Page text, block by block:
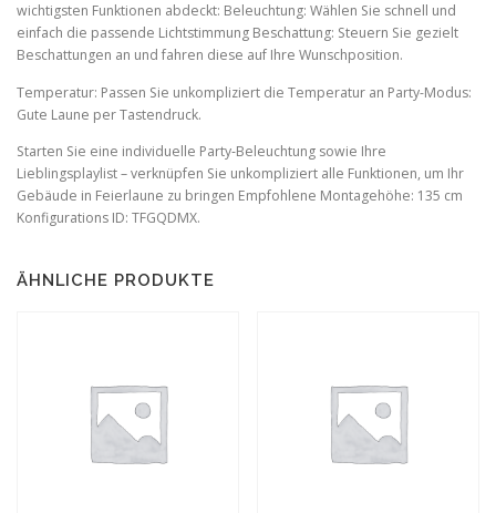
wichtigsten Funktionen abdeckt: Beleuchtung: Wählen Sie schnell und
einfach die passende Lichtstimmung Beschattung: Steuern Sie gezielt
Beschattungen an und fahren diese auf Ihre Wunschposition.
Temperatur: Passen Sie unkompliziert die Temperatur an Party-Modus:
Gute Laune per Tastendruck.
Starten Sie eine individuelle Party‑Beleuchtung sowie Ihre
Lieblingsplaylist – verknüpfen Sie unkompliziert alle Funktionen, um Ihr
Gebäude in Feierlaune zu bringen Empfohlene Montagehöhe: 135 cm
Konfigurations ID: TFGQDMX.
ÄHNLICHE PRODUKTE